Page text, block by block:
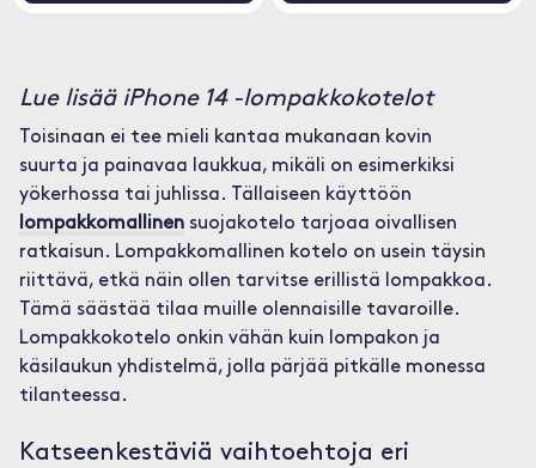
Lue lisää iPhone 14 -lompakkokotelot
Toisinaan ei tee mieli kantaa mukanaan kovin
suurta ja painavaa laukkua, mikäli on esimerkiksi
yökerhossa tai juhlissa. Tällaiseen käyttöön
lompakkomallinensuojakotelo tarjoaa oivallisen
ratkaisun. Lompakkomallinen kotelo on usein täysin
riittävä, etkä näin ollen tarvitse erillistä lompakkoa.
Tämä säästää tilaa muille olennaisille tavaroille.
Lompakkokotelo onkin vähän kuin lompakon ja
käsilaukun yhdistelmä, jolla pärjää pitkälle monessa
tilanteessa.
Katseenkestäviä vaihtoehtoja eri